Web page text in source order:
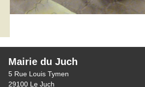
Mairie du Juch
5 Rue Louis Tymen
29100 Le Juch